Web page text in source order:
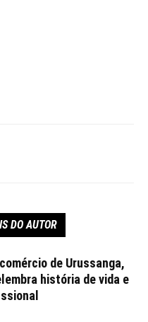
DO AUTOR
de Urussanga,
história de vida e